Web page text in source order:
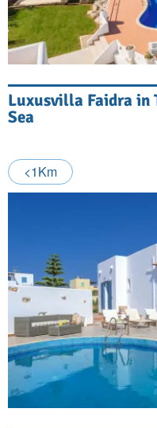
Luxusvilla Faidra in
Sea
<1Km